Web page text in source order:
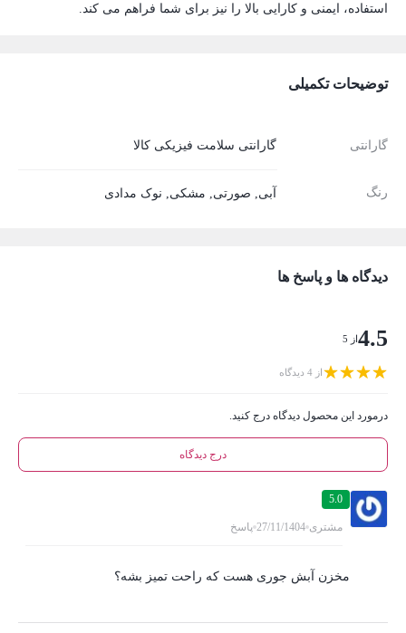
استفاده، ایمنی و کارایی بالا را نیز برای شما فراهم می کند.
توضیحات تکمیلی
گارانتی گارانتی سلامت فیزیکی کالا
رنگ آبی صورتی مشکی نوک مدادی
دیدگاه ها و پاسخ ها
4.5از 5
از 4 دیدگاه
درمورد این محصول دیدگاه درج کنید.
درج دیدگاه
5.0
مشتری 27/11/1404 پاسخ
مخزن آبش جوری هست که راحت تمیز بشه؟